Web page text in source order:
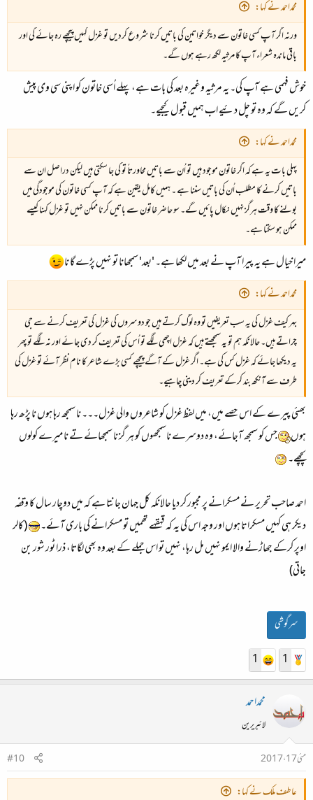
محمداحمد نے کہا:
ورنہ اگر آپ کسی خاتون سے دیگر خواتین کی باتیں کرنا شروع کردیں تو غزل کہیں پیچھے رہ جائے گی اور
باقی ماندہ شعراء آپ کا مرثیہ لکھ رہے ہوں گے۔
خوش فہمی ہے آپ کی۔ یہ مرثیہ وغیرہ بعد کی بات ہے، پہلے اُسی خاتون کو اپنی سی وی پیش
کریں گے کہ وہ تو چل دئیے اب ہمیں قبول کیجیے۔
محمداحمد نے کہا:
پہلی بات یہ ہے کہ اگر خاتون موجود ہیں تو اُن سے باتیں محاورتاً تو کی جا سکتی ہیں لیکن دراصل ان سے
باتیں کرنے کا مطلب اُن کی باتیں سننا ہے ۔ ہمیں کامل یقین ہے کہ آپ کسی خاتون کی موجودگی میں
بولنے کا وقت ہرگز نہیں نکال پائیں گے۔ سو حاضر خاتون سے باتیں کرنا ممکن نہیں تو غزل کہنا کیسے
ممکن ہو سکتا ہے۔
میرا خیال ہے یہ پیرا آپ نے بعد میں لکھا ہے۔ 'بعد' سمجھانا تو نہیں پڑے گا نا
محمداحمد نے کہا:
بہر کیف غزل کی یہ سب تعریفیں تو وہ لوگ کرتے ہیں جو دوسروں کی غزل کی تعریف کرنے سے جی
چراتے ہیں۔ حالانکہ ہم تو یہ سمجھتے ہیں کہ غزل اچھی لگے تو اُس کی تعریف کر دی جائے اور نہ لگے تو پھر
یہ دیکھا جائے کہ غزل کس کی ہے۔ اگر غزل کے آگے پیچھے کسی بڑے شاعر کا نام نظر آئے تو غزل کی
طرف سے آنکھ بند کرکے تعریف کر دینی چاہیے۔
بھئی پیرے کے اس حصے میں، میں لفظ غزل کو شاعروں والی غزل۔۔۔ نا سمجھ رہا ہوں نا پڑھ رہا
ہوں
جس کو سمجھ آجائے، وہ دوسرے ناسمجھوں کو ہر گز نا سمجھائے تے نا میرے کولوں
پچھے۔
احمد صاحب تحریر نے مسکرانے پر مجبور کر دیا حالانکہ کل جہان جانتا ہے کہ میں دوچار سال کا وقفہ
دیکر ہی کہیں مسکراتا ہوں اور وجہ اس کی یہ کہ قہقہے تھمیں تو مسکرانے کی باری آئے۔
(کالر
اوپر کرکے جھاڑنے والا ایمو نہیں مل رہا، نہیں تو اس جملے کے بعد وہ بھی لگاتا، ذرا ٹور شور بن
جاتی)
سرگوشی
1
1
محمداحمد
لائبریرین
مئی 17، 2017
#10
عاطف ملک نے کہا: